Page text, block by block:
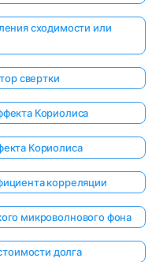
сходимости или
свертки
Кориолиса
Кориолиса
корреляции
микроволнового фона
долга